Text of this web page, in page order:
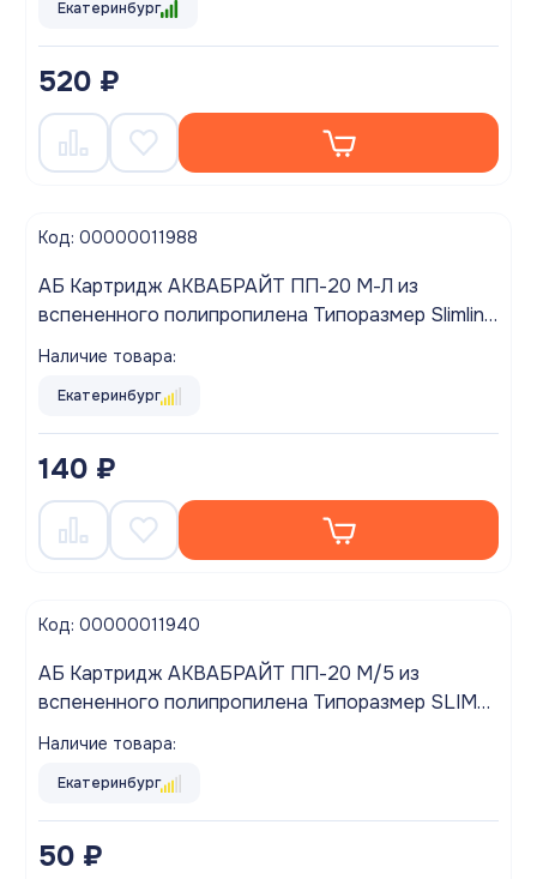
Екатеринбург
520 ₽
Код: 00000011988
АБ Картридж АКВАБРАЙТ ПП-20 М-Л из
вспененного полипропилена Типоразмер Slimline
20"
Наличие товара:
Екатеринбург
140 ₽
Код: 00000011940
АБ Картридж АКВАБРАЙТ ПП-20 М/5 из
вспененного полипропилена Типоразмер SLIM
5"
Наличие товара:
Екатеринбург
50 ₽